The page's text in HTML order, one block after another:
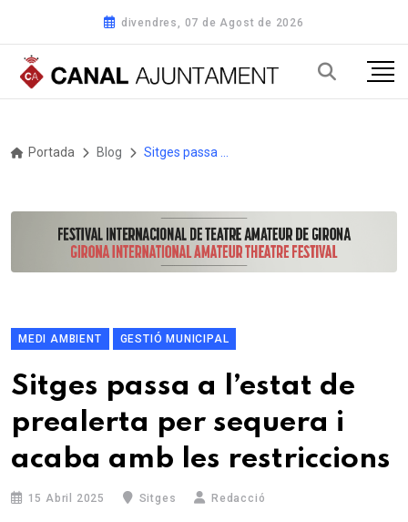
divendres, 07 de Agost de 2026
Portada Blog
MEDI AMBIENT GESTIÓ MUNICIPAL
Sitges passa a l’estat de
prealerta per sequera i
acaba amb les restriccions
15 Abril 2025 Sitges Redacció